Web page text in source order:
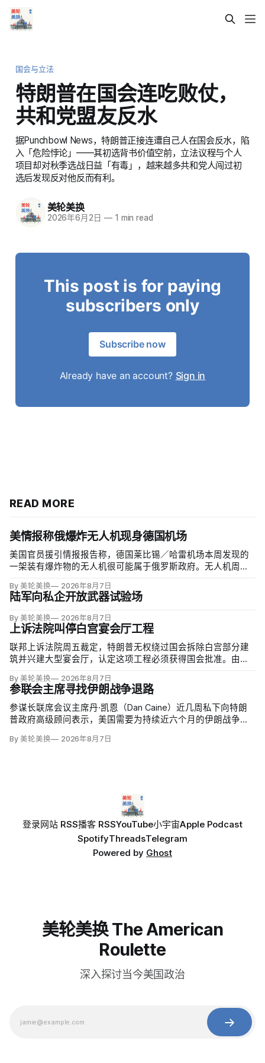
国会与立法
特朗普在国会连吃败仗，
共和党盟友反水
据Punchbowl News，特朗普正接连遭自己人在国会反水，陷
入「危险悖论」——其初选背书价值空前，立法议程与个人
项目却对秋季选战日益「有毒」，越来越多共和党人闯过初
选后发现反对他反而有利。
美轮美换
2026年6月2日 —1 min read
This post is for paying
subscribers only
Subscribe now
Already have an account? Sign in
READ MORE
美情报称俄爆炸无人机现身德国机场
美国官员援引情报报告称，德国莱比锡／哈雷机场本周发现的
一架装有爆炸物的无人机很可能属于俄罗斯政府。无人机周二
此关闭整夜；当局还调查另一不明物体，该物体在一架货机中
止降落后与机身相撞，造成轻微损伤。
By 美轮美换 2026年8月7日
陆军向私企开放武器试验场
By 美轮美换 2026年8月7日
上诉法院叫停白宫宴会厅工程
联邦上诉法院周五裁定，特朗普无权绕过国会拆除白宫部分建
筑并兴建大型宴会厅，认定这项工程必须获得国会批准。由奥
的布拉德利·加西亚法官（Bradley Garcia）组成多数意见，称
以行政行动夺走人民代表对…
By 美轮美换 2026年8月7日
参联会主席寻找伊朗战争退路
参谋长联席会议主席丹·凯恩（Dan Caine）近几周私下向特朗
普政府高级顾问表示，美国需要为持续近六个月的伊朗战争寻
兰接受特朗普设定的目标。
By 美轮美换 2026年8月7日
登录网站 RSS播客 RSSYouTube小宇宙Apple Podcast
SpotifyThreadsTelegram
Powered by Ghost
美轮美换 The American
Roulette
深入探讨当今美国政治